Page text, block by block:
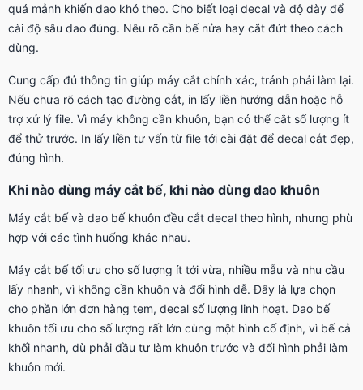
quá mảnh khiến dao khó theo. Cho biết loại decal và độ dày để
cài độ sâu dao đúng. Nêu rõ cần bế nửa hay cắt đứt theo cách
dùng.
Cung cấp đủ thông tin giúp máy cắt chính xác, tránh phải làm lại.
Nếu chưa rõ cách tạo đường cắt, in lấy liền hướng dẫn hoặc hỗ
trợ xử lý file. Vì máy không cần khuôn, bạn có thể cắt số lượng ít
để thử trước. In lấy liền tư vấn từ file tới cài đặt để decal cắt đẹp,
đúng hình.
Khi nào dùng máy cắt bế, khi nào dùng dao khuôn
Máy cắt bế và dao bế khuôn đều cắt decal theo hình, nhưng phù
hợp với các tình huống khác nhau.
Máy cắt bế tối ưu cho số lượng ít tới vừa, nhiều mẫu và nhu cầu
lấy nhanh, vì không cần khuôn và đổi hình dễ. Đây là lựa chọn
cho phần lớn đơn hàng tem, decal số lượng linh hoạt. Dao bế
khuôn tối ưu cho số lượng rất lớn cùng một hình cố định, vì bế cả
khối nhanh, dù phải đầu tư làm khuôn trước và đổi hình phải làm
khuôn mới.